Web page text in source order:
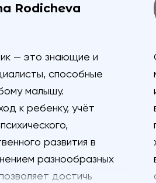
Rodicheva
— это знающие и
способные
малышу.
к ребенку, учёт
развития в
разнообразных
достичь